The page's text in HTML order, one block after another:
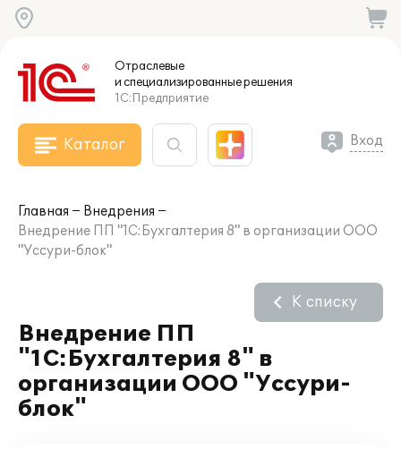
Отраслевые
и специализированныерешения
1С:Предприятие
Каталог Вход
Главная
Внедрения
Внедрение ПП "1С:Бухгалтерия 8" в организации ООО
"Уссури-блок"
Внедрение ПП
"1С:Бухгалтерия 8" в
организации ООО "Уссури-
блок"
К списку